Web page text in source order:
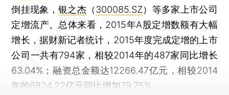
倒挂现象， 银之杰（300085.SZ）等多家上市公司
定增流产。总体来看，2015年A股定增数额有大幅
增长，据财新记者统计，2015年度完成定增的上市
公司一共有794家，相较2014年的487家同比增长
63.04%；融资总金额达12266.47亿元，相较2014
年的6824.22亿元同比增加79.75%。